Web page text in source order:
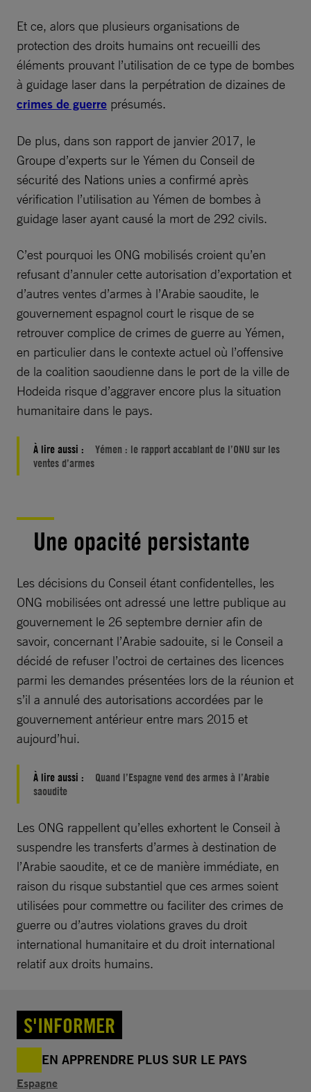
Et ce, alors que plusieurs organisations de
protection des droits humains ont recueilli des
éléments prouvant l’utilisation de ce type de bombes
à guidage laser dans la perpétration de dizaines de
crimes de guerre présumés.
De plus, dans son rapport de janvier 2017, le
Groupe d’experts sur le Yémen du Conseil de
sécurité des Nations unies a confirmé après
vérification l’utilisation au Yémen de bombes à
guidage laser ayant causé la mort de 292 civils.
C’est pourquoi les ONG mobilisés croient qu’en
refusant d’annuler cette autorisation d’exportation et
d’autres ventes d’armes à l’Arabie saoudite, le
gouvernement espagnol court le risque de se
retrouver complice de crimes de guerre au Yémen,
en particulier dans le contexte actuel où l’offensive
de la coalition saoudienne dans le port de la ville de
Hodeida risque d’aggraver encore plus la situation
humanitaire dans le pays.
À lire aussi :
Yémen : le rapport accablant de l’ONU sur les
ventes d’armes
Une opacité persistante
Les décisions du Conseil étant confidentelles, les
ONG mobilisées ont adressé une lettre publique au
gouvernement le 26 septembre dernier afin de
savoir, concernant l’Arabie sadouite, si le Conseil a
décidé de refuser l’octroi de certaines des licences
parmi les demandes présentées lors de la réunion et
s’il a annulé des autorisations accordées par le
gouvernement antérieur entre mars 2015 et
aujourd’hui.
À lire aussi :
Quand l’Espagne vend des armes à l’Arabie
saoudite
Les ONG rappellent qu’elles exhortent le Conseil à
suspendre les transferts d’armes à destination de
l’Arabie saoudite, et ce de manière immédiate, en
raison du risque substantiel que ces armes soient
utilisées pour commettre ou faciliter des crimes de
guerre ou d’autres violations graves du droit
international humanitaire et du droit international
relatif aux droits humains.
S'INFORMER
EN APPRENDRE PLUS SUR LE PAYS
Espagne